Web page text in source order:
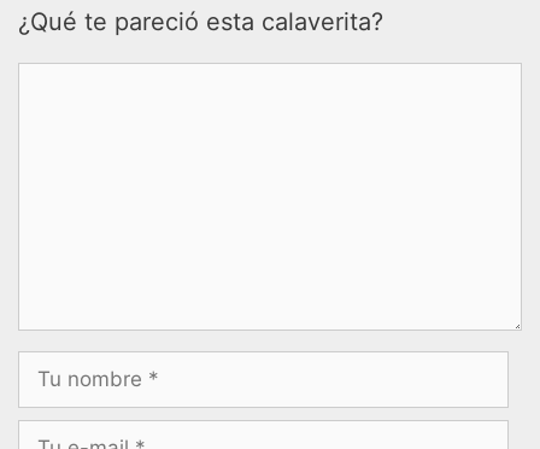
¿Qué te pareció esta calaverita?